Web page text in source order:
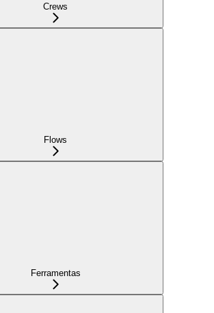
Crews
Flows
Ferramentas